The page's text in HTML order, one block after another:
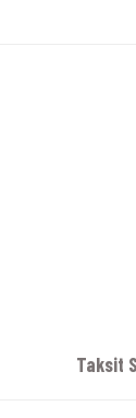
Taksit